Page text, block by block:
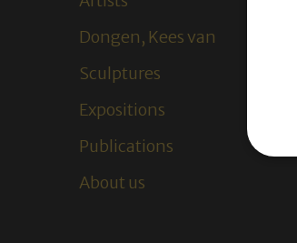
Dongen, Kees van
Sculptures
Expositions
Publications
About us